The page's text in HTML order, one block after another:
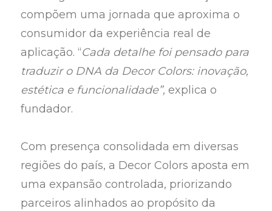
compõem uma jornada que aproxima o
consumidor da experiência real de
aplicação. “Cada detalhe foi pensado para
traduzir o DNA da Decor Colors: inovação,
estética e funcionalidade”, explica o
fundador.
Com presença consolidada em diversas
regiões do país, a Decor Colors aposta em
uma expansão controlada, priorizando
parceiros alinhados ao propósito da